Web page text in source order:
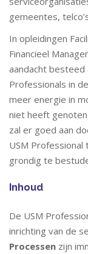
gemeentes,
In opleidingen
Financieel
aandacht besteed
Professionals in
meer energie in
niet heeft
zal er goed aan
USM
grondig te
Inhoud
De USM
inrichting van de
Processen zijn